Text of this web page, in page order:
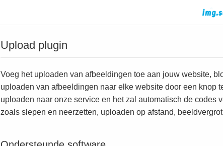
Upload plugin
Voeg het uploaden van afbeeldingen toe aan jouw website,
uploaden van afbeeldingen naar elke website door een knop
uploaden naar onze service en het zal automatisch de
zoals slepen en neerzetten, uploaden op afstand,